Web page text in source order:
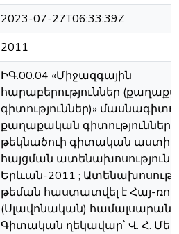
2023-07-27T06:33:39Z
2011
ԻԳ.00.04 «Միջազգային
հարաբերություններ
գիտություններ)»
քաղաքական գիտությունների
թեկնածուի գիտական
հայցման ատենախոսություն ;
Երևան-2011 ;
թեման հաստատվել է Հայ-
(Սլավոնական)
Գիտական ղեկավար՝ Վ. Հ.